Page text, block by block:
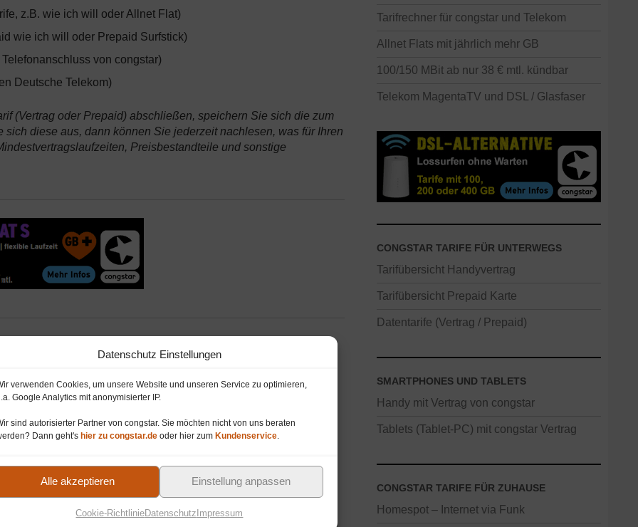
Datenschutz Einstellungen
verwenden Cookies, um unsere Website und unseren Service zu optimieren,
Google Analytics mit anonymisierter IP.
sind autorisierter Partner von congstar. Sie möchten nicht von uns beraten
Dann geht's hier zu congstar.de oder hier zum Kundenservice
Alle akzeptieren Einstellung anpassen
Cookie-RichtlinieDatenschutzImpressum
z.B. wie ich will oder Allnet Flat)
wie ich will oder Prepaid Surfstick)
von congstar)
Deutsche Telekom)
(Vertrag oder Prepaid) abschließen, speichern Sie sich die zum
diese aus, dann können Sie jederzeit nachlesen, was für Ihren
Preisbestandteile und sonstige
und mehr
finden Sie in den oben verlinkten AGB. Für die meisten
24 Monate. Vertragsverlängerung um je 12 Monate, wenn nicht
Ein Tarifwechsel zwischen Tarifpaketen ist im Regelfall
(z.B.Allnet Flat Flex) gilt eine Kündigungsfrist von nur 2
Die Kündigungsfrist beträgt 1 Monat, z.B. wenn Sie die
Tarifrechner für congstar und Telekom
Allnet Flats mit jährlich mehr GB
100/150 MBit ab nur 38 € mtl. kündbar
Telekom MagentaTV und DSL / Glasfaser
CONGSTAR TARIFE FÜR UNTERWEGS
Tarifübersicht Handyvertrag
Tarifübersicht Prepaid Karte
Datentarife (Vertrag / Prepaid)
SMARTPHONES UND TABLETS
Handy mit Vertrag von congstar
Tablets (Tablet-PC) mit congstar Vertrag
CONGSTAR TARIFE FÜR ZUHAUSE
Homespot – Internet via Funk